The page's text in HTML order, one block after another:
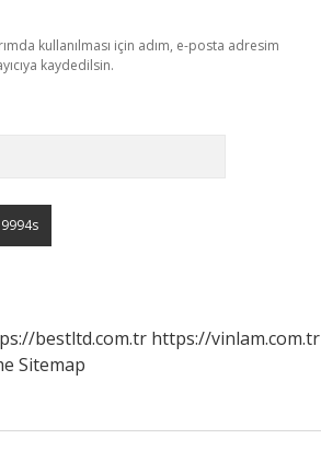
kullanılması için adım, e-posta adresim
kaydedilsin.
bestltd.com.tr https://vinlam.com.tr
Sitemap